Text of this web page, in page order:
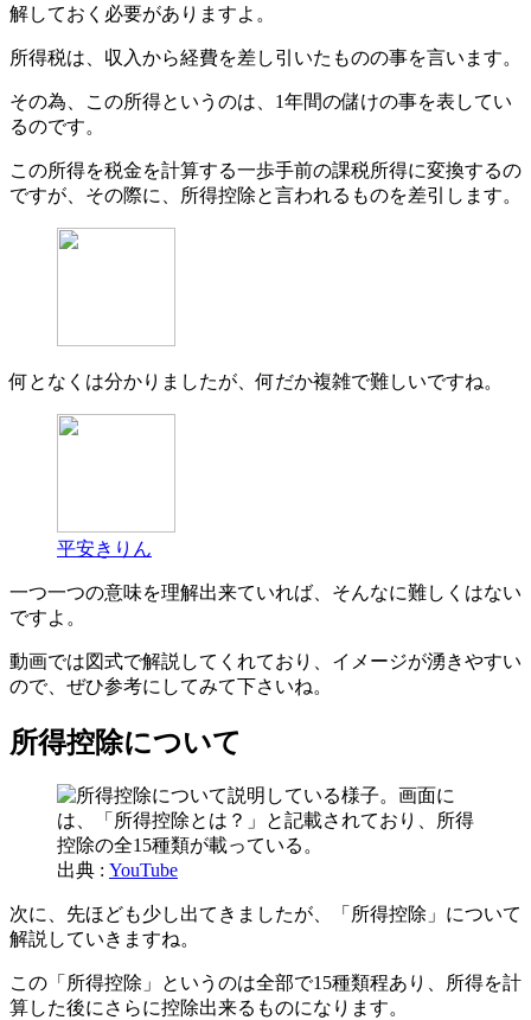
解しておく必要がありますよ。
所得税は、収入から経費を差し引いたものの事を言います。
その為、この所得というのは、1年間の儲けの事を表してい
るのです。
この所得を税金を計算する一歩手前の課税所得に変換するの
ですが、その際に、所得控除と言われるものを差引します。
何となくは分かりましたが、何だか複雑で難しいですね。
平安きりん
一つ一つの意味を理解出来ていれば、そんなに難しくはない
ですよ。
動画では図式で解説してくれており、イメージが湧きやすい
ので、ぜひ参考にしてみて下さいね。
所得控除について
出典 : YouTube
次に、先ほども少し出てきましたが、「所得控除」について
解説していきますね。
この「所得控除」というのは全部で15種類程あり、所得を計
算した後にさらに控除出来るものになります。